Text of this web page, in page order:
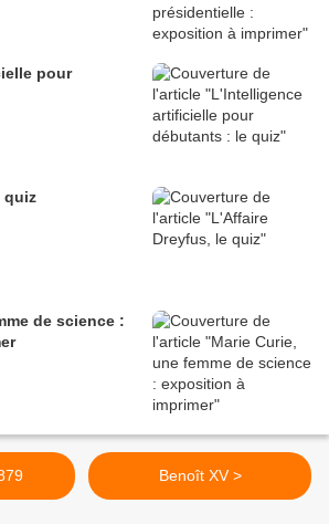
pour
quiz
de science :
Benoît XV >